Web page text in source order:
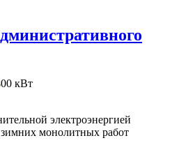
кВт
электроэнергией
монолитных работ